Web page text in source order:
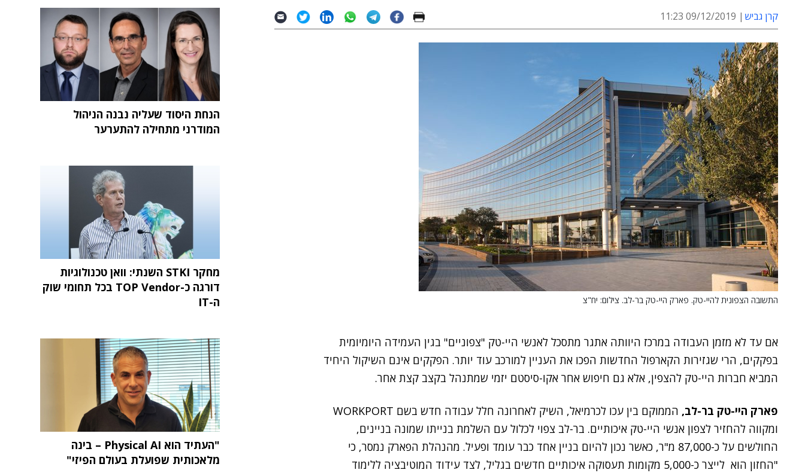
קרן גביש 09/12/2019 11:23
התשובה הצפונית להיי-טק. פארק היי-טק בר-לב. צילום: יח"צ
אם עד לא מזמן העבודה במרכז היוותה אתגר מתסכל לאנשי היי-טק "צפוניים" בגין העמידה היומיומית
בפקקים, הרי שגזירות הקארפול החדשות הפכו את העניין למורכב עוד יותר. הפקקים אינם השיקול היחיד
המביא חברות היי-טק להצפין, אלא גם חיפוש אחר אקו-סיסטם יזמי שמתנהל בקצב קצת אחר.
פארק היי-טק בר-לב,
הממוקם בין עכו לכרמיאל, השיק לאחרונה חלל עבודה חדש בשם WORKPORT
ומקווה להחזיר לצפון אנשי היי-טק איכותיים. בר-לב צפוי לכלול עם השלמת בנייתו שמונה בניינים,
החולשים על כ-87,000 מ"ר, כאשר נכון להיום בניין אחד כבר עומד ופעיל. מהנהלת הפארק נמסר, כי
"החזון הוא לייצר כ-5,000 מקומות תעסוקה איכותיים חדשים בגליל, לצד עידוד המוטיבציה ללימוד
הנחת היסוד שעליה נבנה הניהול
המודרני מתחילה להתערער
מחקר STKI השנתי: וואן טכנולוגיות
דורגה כ-TOP Vendor בכל תחומי שוק
ה-IT
"העתיד הוא Physical AI – בינה
מלאכותית שפועלת בעולם הפיזי"